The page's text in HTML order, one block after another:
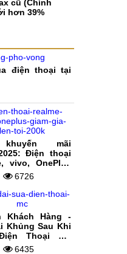
cũ (Chính
hơn 39%
điện thoại tại
mãi
Điện thoại
vivo, OnePlus
lên tới 200K
6726
Khách Hàng -
Khủng Sau Khi
Thoại Tại
6435